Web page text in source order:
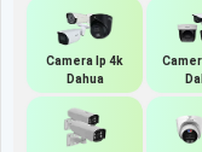
Camera Ip 4k
Dahua
Camera